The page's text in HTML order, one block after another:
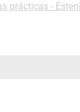
prácticas -